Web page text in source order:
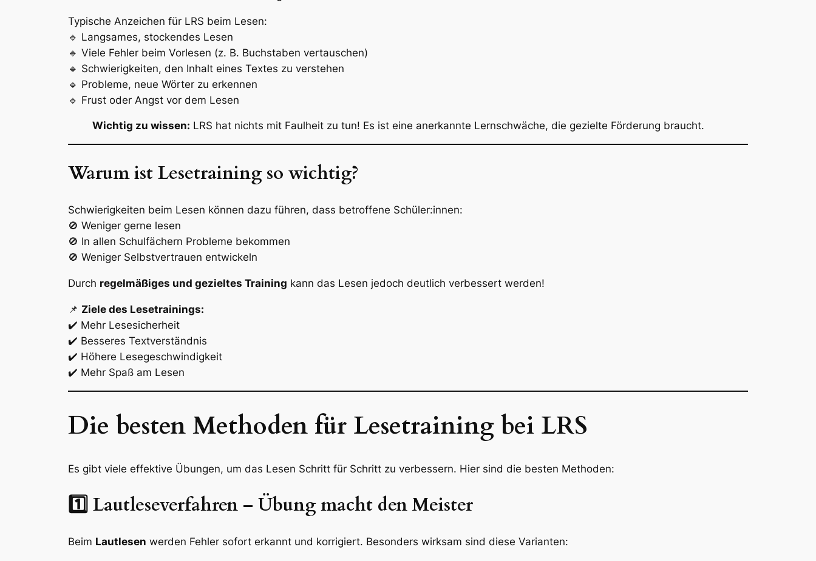
Typische Anzeichen für LRS beim Lesen:
🔹 Langsames, stockendes Lesen
🔹 Viele Fehler beim Vorlesen (z. B. Buchstaben vertauschen)
🔹 Schwierigkeiten, den Inhalt eines Textes zu verstehen
🔹 Probleme, neue Wörter zu erkennen
🔹 Frust oder Angst vor dem Lesen
Wichtig zu wissen: LRS hat nichts mit Faulheit zu tun! Es ist eine anerkannte Lernschwäche, die gezielte Förderung braucht.
Warum ist Lesetraining so wichtig?
Schwierigkeiten beim Lesen können dazu führen, dass betroffene Schüler:innen:
🚫 Weniger gerne lesen
🚫 In allen Schulfächern Probleme bekommen
🚫 Weniger Selbstvertrauen entwickeln
Durch regelmäßiges und gezieltes Training kann das Lesen jedoch deutlich verbessert werden!
📌 Ziele des Lesetrainings:
✔️ Mehr Lesesicherheit
✔️ Besseres Textverständnis
✔️ Höhere Lesegeschwindigkeit
✔️ Mehr Spaß am Lesen
Die besten Methoden für Lesetraining bei LRS
Es gibt viele effektive Übungen, um das Lesen Schritt für Schritt zu verbessern. Hier sind die besten Methoden:
1️⃣ Lautleseverfahren – Übung macht den Meister
Beim Lautlesen werden Fehler sofort erkannt und korrigiert. Besonders wirksam sind diese Varianten: